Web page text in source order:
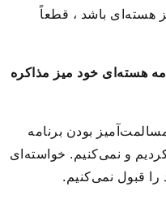
هسته‌ای باشد ، قطعاً
هسته‌ای خود میز مذاکره
بودن برنامه
و نمی‌کنیم. خواسته‌ای
قبول نمی‌کنیم.